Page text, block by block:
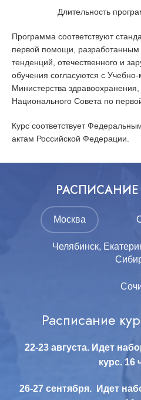
Длительность
Программа соответствуют
первой помощи,
тенденций, отечественного и
обучения согласуются с
Министерства
Национального Совета по
Курс соответствует
актам Российской Федерации.
Москва
Челябинск,
Расписание
22-23 августа. Идет
курс. 16
26-27 сентября. Идет
Расписание
Все занятия проводятся
Расписание
Челябинске,
в Зап.
Расписание
в
Начало занятий
Все занятия